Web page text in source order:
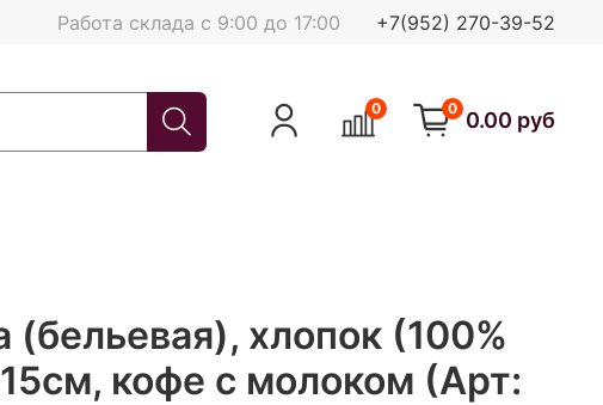
Работа склада с 9:00 до 17:00 +7(952) 270-39-52
0 0 0.00 руб
(бельевая), хлопок (100%
кофе с молоком (Арт: